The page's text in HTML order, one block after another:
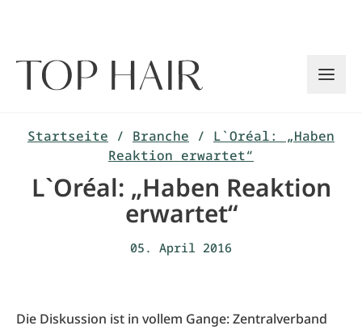
Startseite / Branche / L`Oréal: „Haben
Reaktion erwartet“
L`Oréal: „Haben Reaktion
erwartet“
05. April 2016
Die Diskussion ist in vollem Gange: Zentralverband